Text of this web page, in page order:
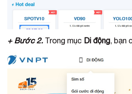
+ Bước 2.Trong mục Di động, bạn